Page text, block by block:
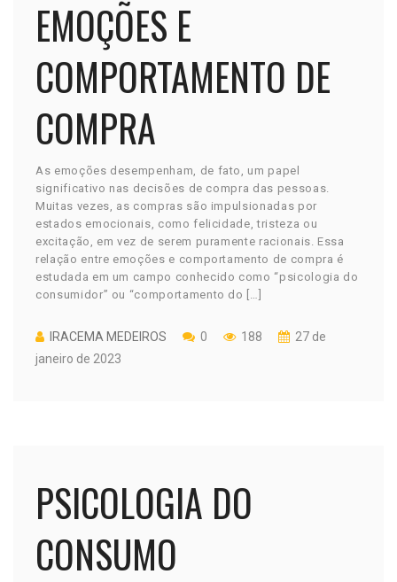
EMOÇÕES E
COMPORTAMENTO DE
COMPRA
As emoções desempenham, de fato, um papel
significativo nas decisões de compra das pessoas.
Muitas vezes, as compras são impulsionadas por
estados emocionais, como felicidade, tristeza ou
excitação, em vez de serem puramente racionais. Essa
relação entre emoções e comportamento de compra é
estudada em um campo conhecido como “psicologia do
consumidor” ou “comportamento do […]
IRACEMA MEDEIROS 0 188
27 de
janeiro de 2023
PSICOLOGIA DO
CONSUMO